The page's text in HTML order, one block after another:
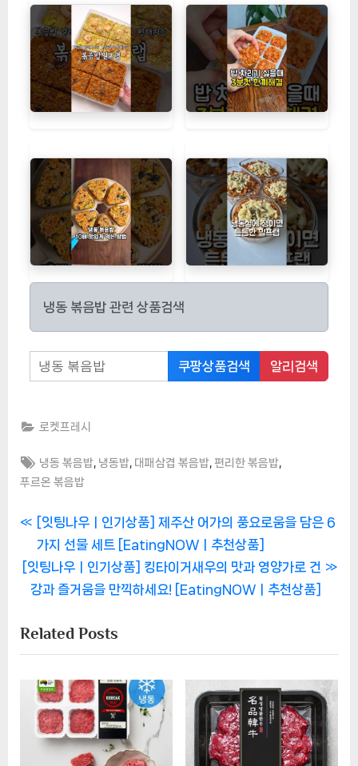
냉동 볶음밥 관련 상품검색
쿠팡상품검색 알리검색
로켓프레시
Tags:
냉동 볶음밥 냉동밥 대패삼겹 볶음밥 편리한 볶음밥
푸르온 볶음밥
글
탐
색
P
r
e
v
o
u
s
P
o
[잇팅나우ㅣ인기상품] 제주산 어가의 풍요로움을 담은 6
가지 선물 세트 [EatingNOWㅣ추천상품]
N
t
P
[잇팅나우ㅣ인기상품] 킹타이거새우의 맛과 영양가로 건
강과 즐거움을 만끽하세요! [EatingNOWㅣ추천상품]
Related Posts